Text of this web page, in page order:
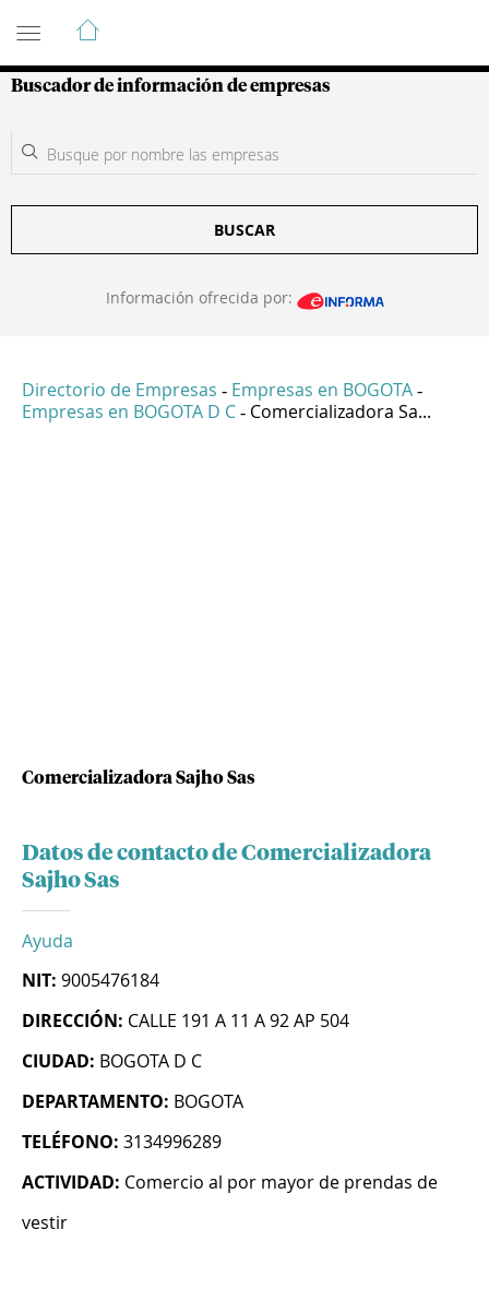
Guía de Empresas Colombianas
Buscador de información de empresas
BUSCAR
Información ofrecida por:
Directorio de Empresas - Empresas en BOGOTA -
Empresas en BOGOTA D C - Comercializadora Sa...
Comercializadora Sajho Sas
Datos de contacto de Comercializadora
Sajho Sas
Ayuda
NIT: 9005476184
DIRECCIÓN: CALLE 191 A 11 A 92 AP 504
CIUDAD: BOGOTA D C
DEPARTAMENTO: BOGOTA
TELÉFONO: 3134996289
ACTIVIDAD: Comercio al por mayor de prendas de
vestir